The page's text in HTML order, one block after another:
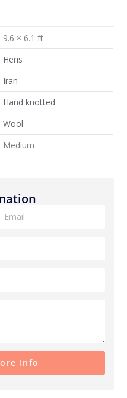
9.6 × 6.1 ft
Heris
Iran
Hand knotted
Wool
Medium
Info